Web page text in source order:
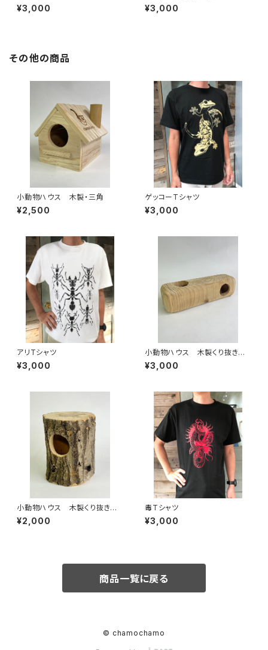
¥3,000 ¥3,000
その他の商品
小動物ハウス 木製・三角
¥2,500
ゲッコーTシャツ
¥3,000
アリTシャツ
¥3,000
小動物ハウス 木製くり抜き
（大）
¥3,000
小動物ハウス 木製くり抜き
（小）
¥2,000
毒Tシャツ
¥3,000
商品一覧に戻る
© chamochamo